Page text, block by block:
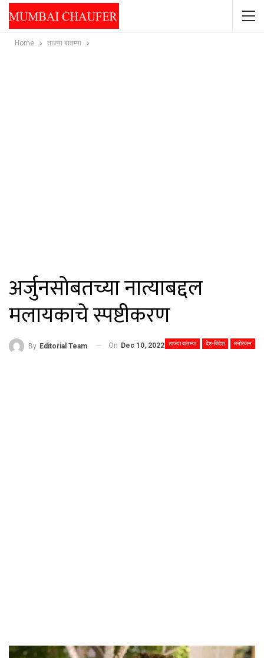
Home ताज्या बातम्या
अर्जुनसोबतच्या नात्याबद्दल
मलायकाचे स्पष्टीकरण
ताज्या बातम्या देश-विदेश मनोरंजन
By Editorial Team On Dec 10, 2022